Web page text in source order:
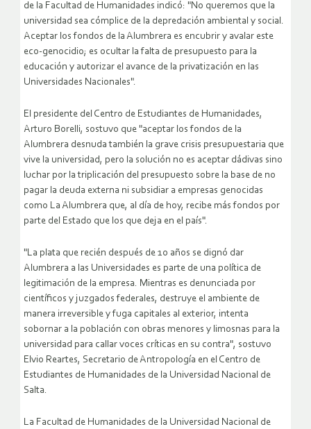
de la Facultad de Humanidades indicó: "No queremos que la
universidad sea cómplice de la depredación ambiental y social.
Aceptar los fondos de la Alumbrera es encubrir y avalar este
eco-genocidio; es ocultar la falta de presupuesto para la
educación y autorizar el avance de la privatización en las
Universidades Nacionales".
El presidente del Centro de Estudiantes de Humanidades,
Arturo Borelli, sostuvo que "aceptar los fondos de la
Alumbrera desnuda también la grave crisis presupuestaria que
vive la universidad, pero la solución no es aceptar dádivas sino
luchar por la triplicación del presupuesto sobre la base de no
pagar la deuda externa ni subsidiar a empresas genocidas
como La Alumbrera que, al día de hoy, recibe más fondos por
parte del Estado que los que deja en el país".
"La plata que recién después de 10 años se dignó dar
Alumbrera a las Universidades es parte de una política de
legitimación de la empresa. Mientras es denunciada por
científicos y juzgados federales, destruye el ambiente de
manera irreversible y fuga capitales al exterior, intenta
sobornar a la población con obras menores y limosnas para la
universidad para callar voces críticas en su contra", sostuvo
Elvio Reartes, Secretario de Antropología en el Centro de
Estudiantes de Humanidades de la Universidad Nacional de
Salta.
La Facultad de Humanidades de la Universidad Nacional de